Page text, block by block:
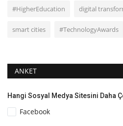
#HigherEducation digital
smart cities #TechnologyAwards
ANKET
Hangi Sosyal Medya Sitesini Daha
Facebook